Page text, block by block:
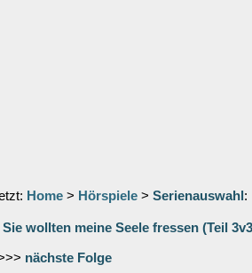
Home > Hörspiele > Serienauswahl :
Sie wollten meine Seele fressen (Teil
nächste Folge